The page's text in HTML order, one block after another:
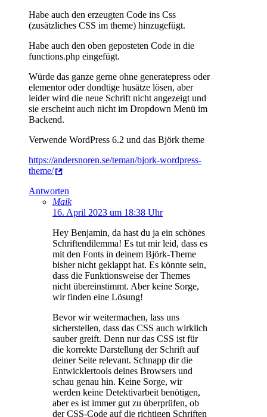
Habe auch den erzeugten Code ins Css
(zusätzliches CSS im theme) hinzugefügt.
Habe auch den oben geposteten Code in die
functions.php eingefügt.
Würde das ganze gerne ohne generatepress oder
elementor oder dondtige husätze lösen, aber
leider wird die neue Schrift nicht angezeigt und
sie erscheint auch nicht im Dropdown Menü im
Backend.
Verwende WordPress 6.2 und das Björk theme
https://andersnoren.se/teman/bjork-wordpress-
theme/
Antworten
Maik
16. April 2023 um 18:38 Uhr
Hey Benjamin, da hast du ja ein schönes
Schriftendilemma! Es tut mir leid, dass es
mit den Fonts in deinem Björk-Theme
bisher nicht geklappt hat. Es könnte sein,
dass die Funktionsweise der Themes
nicht übereinstimmt. Aber keine Sorge,
wir finden eine Lösung!
Bevor wir weitermachen, lass uns
sicherstellen, dass das CSS auch wirklich
sauber greift. Denn nur das CSS ist für
die korrekte Darstellung der Schrift auf
deiner Seite relevant. Schnapp dir die
Entwicklertools deines Browsers und
schau genau hin. Keine Sorge, wir
werden keine Detektivarbeit benötigen,
aber es ist immer gut zu überprüfen, ob
der CSS-Code auf die richtigen Schriften